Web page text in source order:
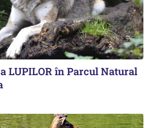
LUPILOR în Parcul Natural